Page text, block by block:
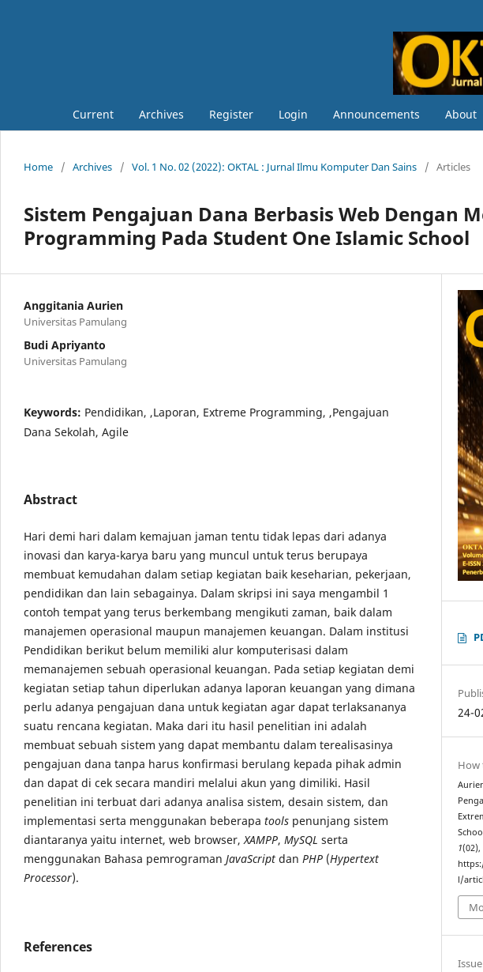
Current Archives Register Login Announcements About
Home / Archives / Vol. 1 No. 02 (2022): OKTAL : Jurnal Ilmu Komputer Dan Sains / Articles
Sistem Pengajuan Dana Berbasis Web Dengan
Programming Pada Student One Islamic School
Anggitania Aurien
Universitas Pamulang
Budi Apriyanto
Universitas Pamulang
Keywords: Pendidikan, ,Laporan, Extreme Programming, ,Pengajuan
Dana Sekolah, Agile
Abstract
Hari demi hari dalam kemajuan jaman tentu tidak lepas dari adanya
inovasi dan karya-karya baru yang muncul untuk terus berupaya
membuat kemudahan dalam setiap kegiatan baik keseharian, pekerjaan,
pendidikan dan lain sebagainya. Dalam skripsi ini saya mengambil 1
contoh tempat yang terus berkembang mengikuti zaman, baik dalam
manajemen operasional maupun manajemen keuangan. Dalam institusi
Pendidikan berikut belum memiliki alur komputerisasi dalam
memanajemen sebuah operasional keuangan. Pada setiap kegiatan demi
kegiatan setiap tahun diperlukan adanya laporan keuangan yang dimana
perlu adanya pengajuan dana untuk kegiatan agar dapat terlaksananya
suatu rencana kegiatan. Maka dari itu hasil penelitian ini adalah
membuat sebuah sistem yang dapat membantu dalam terealisasinya
pengajuan dana tanpa harus konfirmasi berulang kepada pihak admin
dan dapat di cek secara mandiri melalui akun yang dimiliki. Hasil
penelitian ini terbuat dari adanya analisa sistem, desain sistem, dan
implementasi serta menggunakan beberapa tools penunjang sistem
diantaranya yaitu internet, web browser,XAMPP, MySQL serta
menggunakan Bahasa pemrograman JavaScript dan PHP (Hypertext
Processor).
References
24-
How
1
l/
Issue